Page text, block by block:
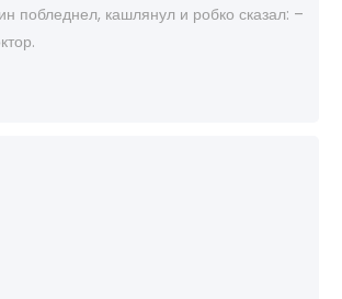
побледнел, кашлянул и робко сказал: –